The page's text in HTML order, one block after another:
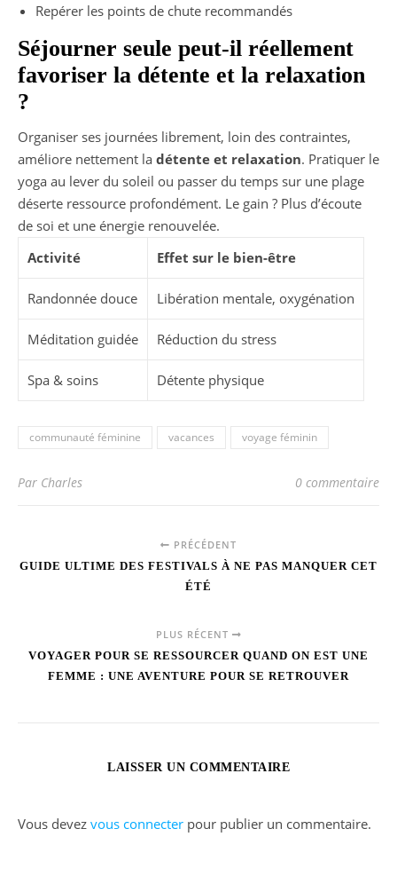
Repérer les points de chute recommandés
Séjourner seule peut-il réellement
favoriser la détente et la relaxation
?
Organiser ses journées librement, loin des contraintes,
améliore nettement la détente et relaxation. Pratiquer le
yoga au lever du soleil ou passer du temps sur une plage
déserte ressource profondément. Le gain ? Plus d’écoute
de soi et une énergie renouvelée.
Activité
Effet sur le bien-être
Randonnée douce Libération mentale, oxygénation
Méditation guidée Réduction du stress
Spa & soins Détente physique
communauté féminine vacances voyage féminin
Par Charles 0 commentaire
PRÉCÉDENT
GUIDE ULTIME DES FESTIVALS À NE PAS MANQUER CET
ÉTÉ
PLUS RÉCENT
VOYAGER POUR SE RESSOURCER QUAND ON EST UNE
FEMME : UNE AVENTURE POUR SE RETROUVER
LAISSER UN COMMENTAIRE
Vous devez vous connecter pour publier un commentaire.